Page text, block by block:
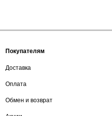
Покупателям
Доставка
Оплата
Обмен и возврат